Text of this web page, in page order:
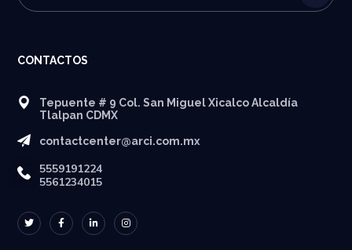
CONTACTOS
Tepuente # 9 Col. San Miguel Xicalco Alcaldía
Tlalpan CDMX
contactcenter@arci.com.mx
5559191224
5561234015